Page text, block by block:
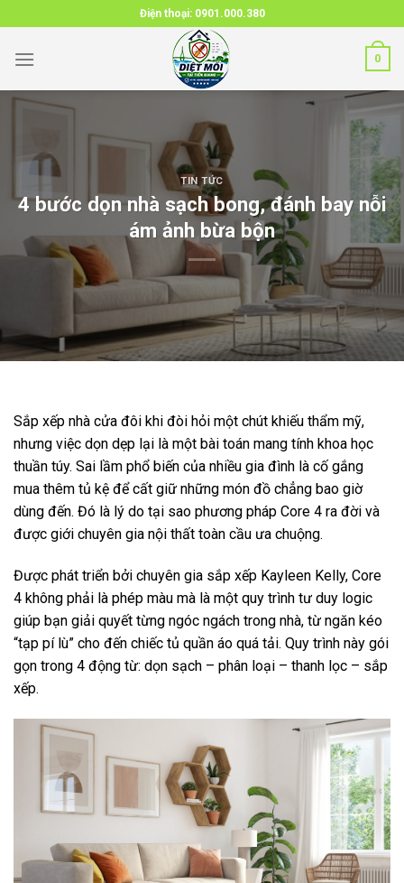
to
content
Điện thoại: 0901.000.380
0
TIN TỨC
4 bước dọn nhà sạch bong, đánh bay nỗi
ám ảnh bừa bộn
Sắp xếp nhà cửa đôi khi đòi hỏi một chút khiếu thẩm mỹ,
nhưng việc dọn dẹp lại là một bài toán mang tính khoa học
thuần túy. Sai lầm phổ biến của nhiều gia đình là cố gắng
mua thêm tủ kệ để cất giữ những món đồ chẳng bao giờ
dùng đến. Đó là lý do tại sao phương pháp Core 4 ra đời và
được giới chuyên gia nội thất toàn cầu ưa chuộng.
Được phát triển bởi chuyên gia sắp xếp Kayleen Kelly, Core
4 không phải là phép màu mà là một quy trình tư duy logic
giúp bạn giải quyết từng ngóc ngách trong nhà, từ ngăn kéo
“tạp pí lù” cho đến chiếc tủ quần áo quá tải. Quy trình này gói
gọn trong 4 động từ: dọn sạch – phân loại – thanh lọc – sắp
xếp.